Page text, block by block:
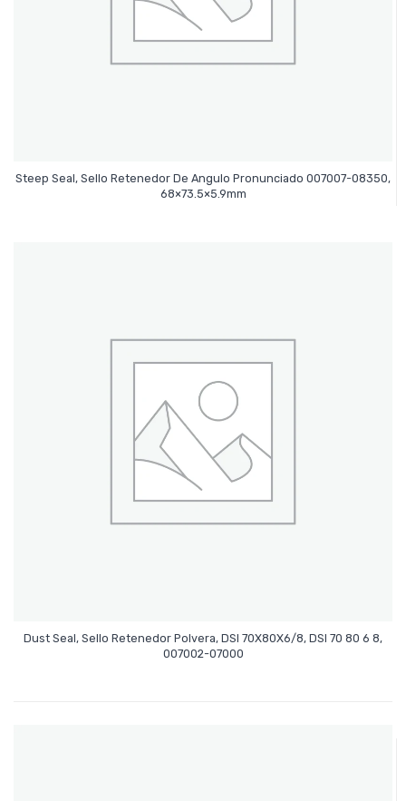
Steep Seal, Sello Retenedor De Angulo Pronunciado 007007-08350,
68×73.5×5.9mm
Leer Más
Dust Seal, Sello Retenedor Polvera, DSI 70X80X6/8, DSI 70 80 6 8,
007002-07000
Leer Más